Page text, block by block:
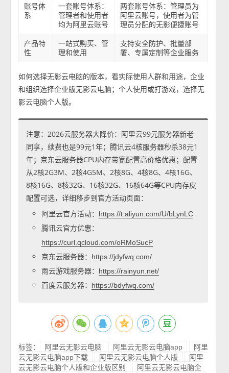
账号体
系
一套账号体系：
管理者和使用者
均为阿里云账号
两套账号体系：管理员为
阿里云账号，使用者为管
理员分配的无影便捷账号
产品特
性
一站式购买、管
理和使用
支持安全防护、批量部
署、专属定制等企业服务
如何选择无影云电脑的版本，看实际使用人群和用途，企业
和组织选择企业版无影云电脑；个人使用或打游戏，选择无
影云电脑个人版。
注意：2026云服务器大降价：阿里云99元服务器新老
同享，续费也是99元1年；腾讯云4核服务器秒杀38元1
年；京东云服务器CPU内存带宽配置高价格优惠；配置
从2核2G3M、2核4G5M、2核8G、4核8G、4核16G、
8核16G、8核32G、16核32G、16核64G等CPU内存皮
配置可选，详细移步到官方活动页面：
阿里云官方活动：
https://t.aliyun.com/U/bLynLC
腾讯云官方优惠：
https://curl.qcloud.com/oRMoSucP
京东云服务器： https://jdyfwq.com/
雨云游戏服务器： https://rainyun.net/
百度云服务器： https://bdyfwq.com/
标签： 阿里云无影云电脑 阿里云无影云电脑app
阿里
云无影云电脑app下载
阿里云无影云电脑个人版
阿里
云无影云电脑个人版和企业版区别
阿里云无影云电脑企